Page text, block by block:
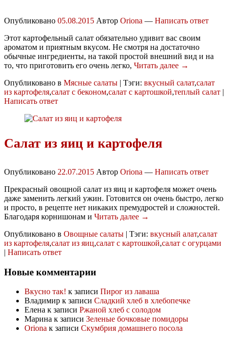
Опубликовано 05.08.2015 Автор Oriona — Написать ответ
Этот картофельный салат обязательно удивит вас своим
ароматом и приятным вкусом. Не смотря на достаточно
обычные ингредиенты, на такой простой внешний вид и на
то, что приготовить его очень легко, Читать далее →
Опубликовано в Мясные салаты | Тэги: вкусный салат,салат
из картофеля,салат с беконом,салат с картошкой,теплый салат |
Написать ответ
Салат из яиц и картофеля
Опубликовано 22.07.2015 Автор Oriona — Написать ответ
Прекрасный овощной салат из яиц и картофеля может очень
даже заменить легкий ужин. Готовится он очень быстро, легко
и просто, в рецепте нет никаких премудростей и сложностей.
Благодаря корнишонам и Читать далее →
Опубликовано в Овощные салаты | Тэги: вкусный алат,салат
из картофеля,салат из яиц,салат с картошкой,салат с огурцами
| Написать ответ
Новые комментарии
Вкусно так! к записи Пирог из лаваша
Владимир к записи Сладкий хлеб в хлебопечке
Елена к записи Ржаной хлеб с солодом
Марина к записи Зеленые бочковые помидоры
Oriona к записи Скумбрия домашнего посола